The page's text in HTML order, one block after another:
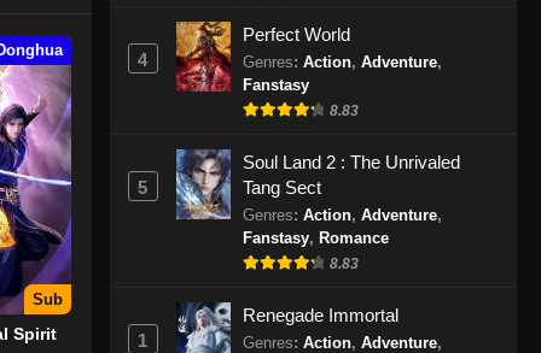
Sub
Spirit
4
Perfect World
Genres: Action, Adventure,
Fanstasy
8.83
5
Soul Land 2 : The Unrivaled
Tang Sect
Genres: Action, Adventure,
Fanstasy, Romance
8.83
1
Renegade Immortal
Genres: Action, Adventure,